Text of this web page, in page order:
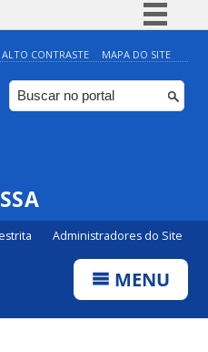
Simplifique!
Comunica BR
Participe
ALTO CONTRASTE MAPA DO SITE
Administradores do Site
MENU